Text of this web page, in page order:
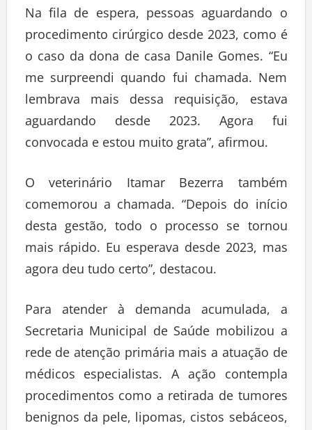
Na fila de espera, pessoas aguardando o
procedimento cirúrgico desde 2023, como é
o caso da dona de casa Danile Gomes. “Eu
me surpreendi quando fui chamada. Nem
lembrava mais dessa requisição, estava
aguardando desde 2023. Agora fui
convocada e estou muito grata”, afirmou.
O veterinário Itamar Bezerra também
comemorou a chamada. “Depois do início
desta gestão, todo o processo se tornou
mais rápido. Eu esperava desde 2023, mas
agora deu tudo certo”, destacou.
Para atender à demanda acumulada, a
Secretaria Municipal de Saúde mobilizou a
rede de atenção primária mais a atuação de
médicos especialistas. A ação contempla
procedimentos como a retirada de tumores
benignos da pele, lipomas, cistos sebáceos,